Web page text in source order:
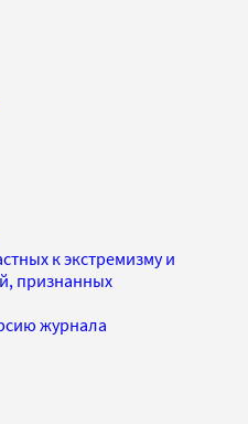
к экстремизму и
признанных
журнала